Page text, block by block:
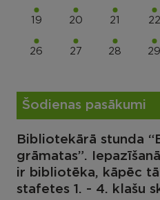
19 20 21 22
26 27 28 29
Šodienas pasākumi
Bibliotekārā stunda
grāmatas”.
ir bibliotēka, kāpēc
stafetes 1. - 4. klašu